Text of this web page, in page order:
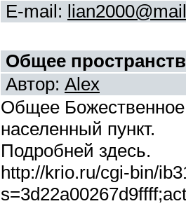
E-mail:
Общее
Автор: Alex
Общее
населенный пункт.
Подробней здесь.
http://krio.ru/cgi-bin/